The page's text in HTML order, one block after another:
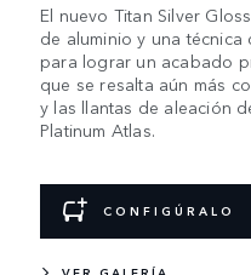
El nuevo Titan Silver
de aluminio y una
para lograr un acabado
que se resalta aún más
y las llantas de aleación
Platinum Atlas.
CONFIGÚRALO